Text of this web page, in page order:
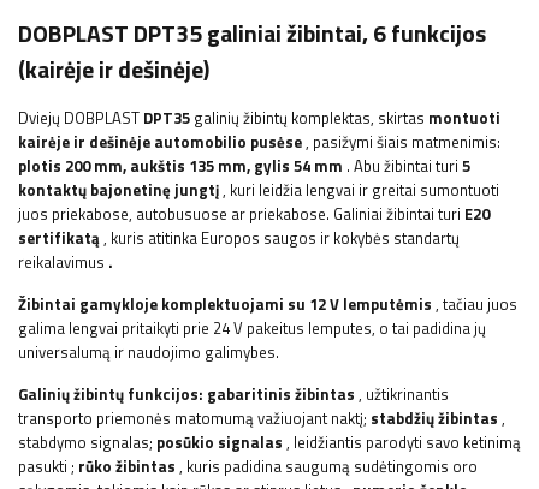
DOBPLAST DPT35 galiniai žibintai, 6 funkcijos
(kairėje ir dešinėje)
Dviejų DOBPLAST DPT35 galinių žibintų komplektas, skirtas montuoti
kairėje ir dešinėje automobilio pusėse, pasižymi šiais matmenimis:
plotis 200 mm, aukštis 135 mm, gylis 54 mm . Abu žibintai turi 5
kontaktų bajonetinę jungtį, kuri leidžia lengvai ir greitai sumontuoti
juos priekabose, autobusuose ar priekabose. Galiniai žibintai turi E20
sertifikatą, kuris atitinka Europos saugos ir kokybės standartų
reikalavimus .
Žibintai gamykloje komplektuojami su 12 V lemputėmis , tačiau juos
galima lengvai pritaikyti prie 24 V pakeitus lemputes, o tai padidina jų
universalumą ir naudojimo galimybes.
Galinių žibintų funkcijos: gabaritinis žibintas , užtikrinantis
transporto priemonės matomumą važiuojant naktį; stabdžių žibintas ,
stabdymo signalas; posūkio signalas , leidžiantis parodyti savo ketinimą
pasukti ; rūko žibintas , kuris padidina saugumą sudėtingomis oro